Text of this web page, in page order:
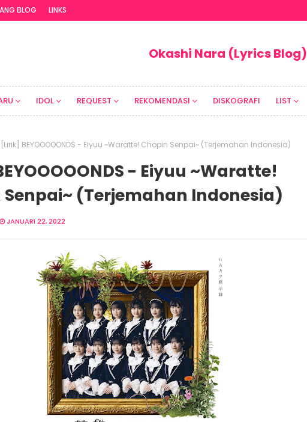
BLOG LINKS
Okashi Nara (Lyrics Blog)
IDOL REQUEST REKOMENDASI DISKOGRAFI LIST
[Lirik] BEYOOOOONDS - Eiyuu ~Waratte! Chopin Senpai~ (Terjemahan Indonesia)
- Eiyuu ~Waratte!
Senpai~ (Terjemahan Indonesia)
JANUARI 22, 2022